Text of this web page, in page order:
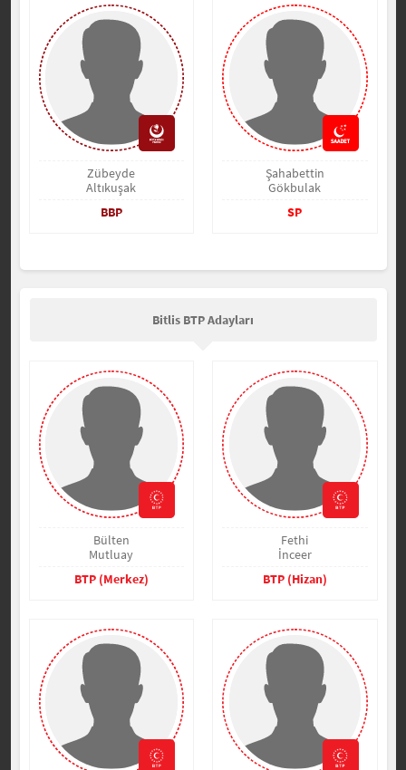
Zübeyde
Altıkuşak
BBP
Şahabettin
Gökbulak
SP
Bitlis BTP Adayları
Bülten
Mutluay
BTP (Merkez)
Fethi
İnceer
BTP (Hizan)